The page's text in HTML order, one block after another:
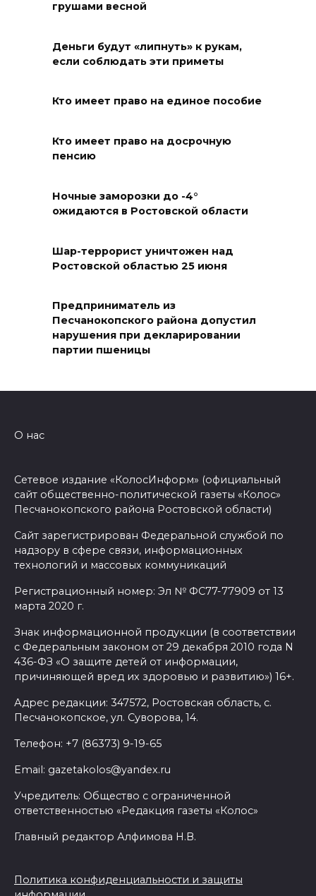
Стартует прием заявок
поддержку от донских
кластеров
10 августа 2026 18:16
Антитренд сезона:
жительница Волгодонска
10 августа 2026 18:13
сделать детство доступным
для каждого: инклюзия,
поддержка семей и новые
10 августа 2026 18:01
10 августа 2026 17:54
На Дону более 36 тысяч
выпускников подали
заявления в колледжи и
10 августа 2026 17:18
Правительство: Донские
туркомпании повышают
производительность труда
10 августа 2026 17:04
ГК «Ростов-Дон» начнет II
матчем против
Волгоградской области
подземном переходе Ростова
появились портреты донских
грушами весной
Деньги будут «липнуть» к рукам,
если соблюдать эти приметы
Кто имеет право на единое пособие
Кто имеет право на досрочную
пенсию
Ночные заморозки до -4°
ожидаются в Ростовской области
Шар-террорист уничтожен над
Ростовской областью 25 июня
Предприниматель из
Песчанокопского района допустил
нарушения при декларировании
партии пшеницы
О нас
Сетевое издание «КолосИнформ» (официальный
сайт общественно-политической газеты «Колос»
Песчанокопского района Ростовской области)
Сайт зарегистрирован Федеральной службой по
надзору в сфере связи, информационных
технологий и массовых коммуникаций
Регистрационный номер: Эл № ФС77-77909 от 13
марта 2020 г.
Знак информационной продукции (в соответствии
с Федеральным законом от 29 декабря 2010 года N
436-ФЗ «О защите детей от информации,
причиняющей вред их здоровью и развитию») 16+.
Адрес редакции: 347572, Ростовская область, с.
Песчанокопское, ул. Суворова, 14.
Телефон: +7 (86373) 9-19-65
Email: gazetakolos@yandex.ru
Учредитель: Общество с ограниченной
ответственностью «Редакция газеты «Колос»
Главный редактор Алфимова Н.В.
Политика конфиденциальности и защиты